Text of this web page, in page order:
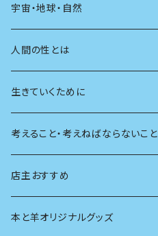
友達
学校
宇宙・地球・自然
動物
植物
天体
生物
人間の性とは
生きていくために
考えること・考えねばならないこと
創元社 シリーズ「あいだで考える」
店主おすすめ
本と羊オリジナルグッズ